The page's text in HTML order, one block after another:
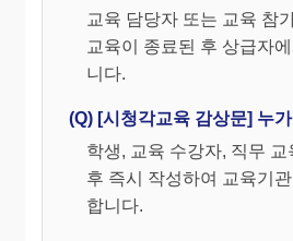
교육 담당자 또는 교육 참
교육이 종료된 후 상급자
니다.
(Q) [시청각교육 감상문] 누
학생, 교육 수강자, 직무
후 즉시 작성하여 교육기
합니다.